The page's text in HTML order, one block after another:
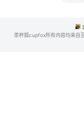
茶杯狐cupfox所有内容均来自